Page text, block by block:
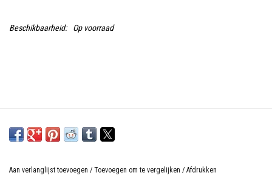
Beschikbaarheid: Op voorraad
Aan verlanglijst toevoegen / Toevoegen om te vergelijken / Afdrukken